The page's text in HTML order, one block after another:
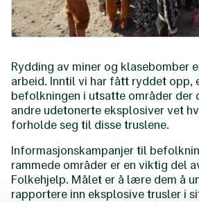
Rydding av miner og klasebomber
arbeid. Inntil vi har fått ryddet opp,
befolkningen i utsatte områder der
andre udetonerte eksplosiver vet
forholde seg til disse truslene.
Informasjonskampanjer til
rammede områder er en viktig del
Folkehjelp. Målet er å lære dem å
rapportere inn eksplosive trusler i